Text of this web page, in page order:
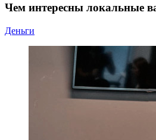
Чем интересны локальные
Деньги